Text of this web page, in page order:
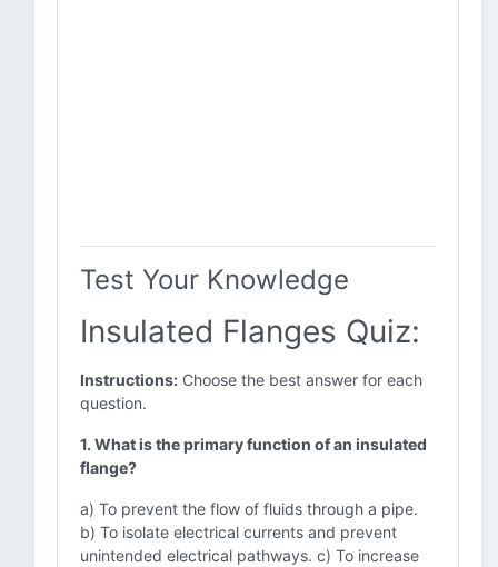
Test Your Knowledge
Insulated Flanges Quiz:
Instructions: Choose the best answer for each
question.
1. What is the primary function of an insulated
flange?
a) To prevent the flow of fluids through a pipe.
b) To isolate electrical currents and prevent
unintended electrical pathways. c) To increase